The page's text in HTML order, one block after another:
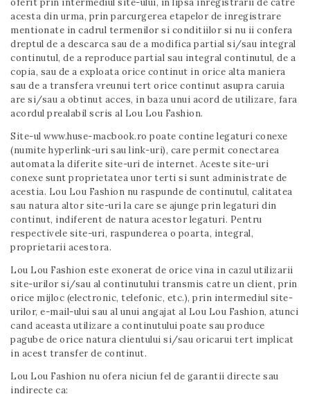
oferit prin intermediul site-ului, in lipsa inregistrarii de catre
acesta din urma, prin parcurgerea etapelor de inregistrare
mentionate in cadrul termenilor si conditiilor si nu ii confera
dreptul de a descarca sau de a modifica partial si/sau integral
continutul, de a reproduce partial sau integral continutul, de a
copia, sau de a exploata orice continut in orice alta maniera
sau de a transfera vreunui tert orice continut asupra caruia
are si/sau a obtinut acces, in baza unui acord de utilizare, fara
acordul prealabil scris al Lou Lou Fashion.
Site-ul www.huse-macbook.ro poate contine legaturi conexe
(numite hyperlink-uri sau link-uri), care permit conectarea
automata la diferite site-uri de internet. Aceste site-uri
conexe sunt proprietatea unor terti si sunt administrate de
acestia. Lou Lou Fashion nu raspunde de continutul, calitatea
sau natura altor site-uri la care se ajunge prin legaturi din
continut, indiferent de natura acestor legaturi. Pentru
respectivele site-uri, raspunderea o poarta, integral,
proprietarii acestora.
Lou Lou Fashion este exonerat de orice vina in cazul utilizarii
site-urilor si/sau al continutului transmis catre un client, prin
orice mijloc (electronic, telefonic, etc.), prin intermediul site-
urilor, e-mail-ului sau al unui angajat al Lou Lou Fashion, atunci
cand aceasta utilizare a continutului poate sau produce
pagube de orice natura clientului si/sau oricarui tert implicat
in acest transfer de continut.
Lou Lou Fashion nu ofera niciun fel de garantii directe sau
indirecte ca: